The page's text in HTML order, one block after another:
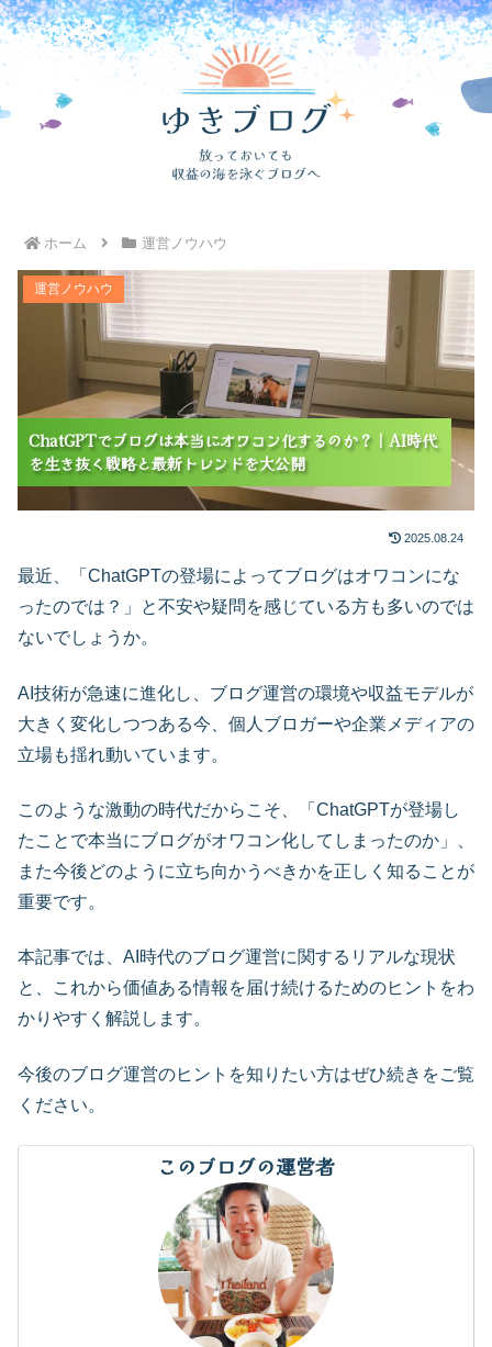
ホーム 運営ノウハウ
ChatGPTでブログは本当にオワコン化するのか？｜AI
時代を生き抜く戦略と最新トレンドを大公開
ChatGPTでブログは本当にオワコン化するのか？｜AI時代
を生き抜く戦略と最新トレンドを大公開
ChatGPTでブログは本当にオワコン化するのか？｜AI時代
を生き抜く戦略と最新トレンドを大公開
ChatGPTでブログは本当にオワコン化するのか？｜AI時代
を生き抜く戦略と最新トレンドを大公開
運営ノウハウ
2025.08.24
最近、「ChatGPTの登場によってブログはオワコンにな
ったのでは？」と不安や疑問を感じている方も多いのでは
ないでしょうか。
AI技術が急速に進化し、ブログ運営の環境や収益モデルが
大きく変化しつつある今、個人ブロガーや企業メディアの
立場も揺れ動いています。
このような激動の時代だからこそ、「ChatGPTが登場し
たことで本当にブログがオワコン化してしまったのか」、
また今後どのように立ち向かうべきかを正しく知ることが
重要です。
本記事では、AI時代のブログ運営に関するリアルな現状
と、これから価値ある情報を届け続けるためのヒントをわ
かりやすく解説します。
今後のブログ運営のヒントを知りたい方はぜひ続きをご覧
ください。
このブログの運営者